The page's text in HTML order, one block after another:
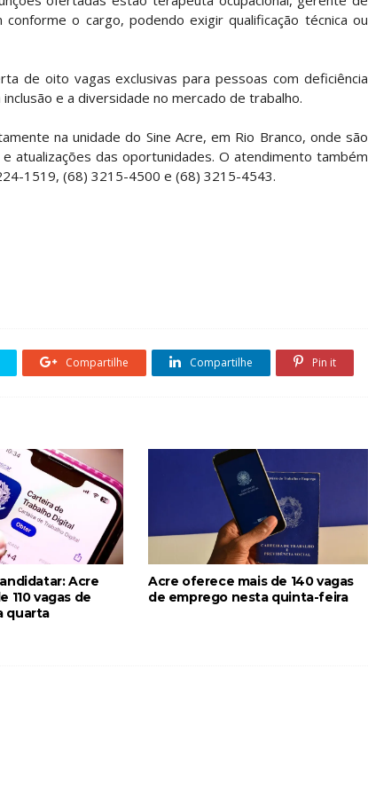
o cargo, podendo exigir qualificação técnica ou
de oito vagas exclusivas para pessoas com deficiência
e a diversidade no mercado de trabalho.
na unidade do Sine Acre, em Rio Branco, onde são
das oportunidades. O atendimento também
1519, (68) 3215-4500 e (68) 3215-4543.
Compartilhe Compartilhe Pin it
Acre
110 vagas de
quarta
Acre oferece mais de 140 vagas
de emprego nesta quinta-feira